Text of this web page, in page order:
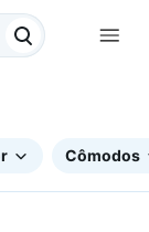
Cômodos